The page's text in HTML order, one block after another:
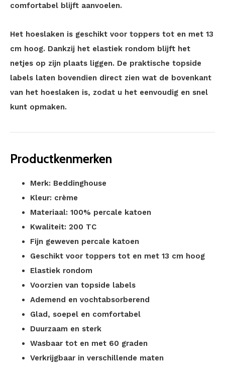
comfortabel blijft aanvoelen.
Het hoeslaken is geschikt voor toppers tot en met 13
cm hoog. Dankzij het elastiek rondom blijft het
netjes op zijn plaats liggen. De praktische topside
labels laten bovendien direct zien wat de bovenkant
van het hoeslaken is, zodat u het eenvoudig en snel
kunt opmaken.
Productkenmerken
Merk: Beddinghouse
Kleur: crème
Materiaal: 100% percale katoen
Kwaliteit: 200 TC
Fijn geweven percale katoen
Geschikt voor toppers tot en met 13 cm hoog
Elastiek rondom
Voorzien van topside labels
Ademend en vochtabsorberend
Glad, soepel en comfortabel
Duurzaam en sterk
Wasbaar tot en met 60 graden
Verkrijgbaar in verschillende maten